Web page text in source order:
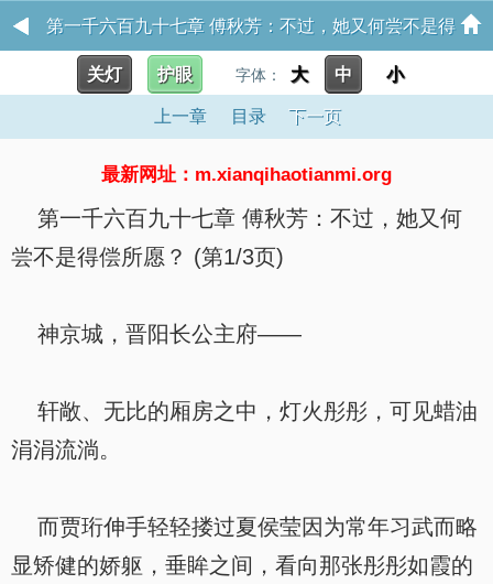
第一千六百九十七章 傅秋芳：不过，她又何尝不是得
偿所愿？ 红楼之挽天倾
关灯 护眼 字体： 大 中 小
上一章 目录 下一页
最新网址：m.xianqihaotianmi.org
第一千六百九十七章 傅秋芳：不过，她又何
尝不是得偿所愿？ (第1/3页)
神京城，晋阳长公主府——
轩敞、无比的厢房之中，灯火彤彤，可见蜡油
涓涓流淌。
而贾珩伸手轻轻搂过夏侯莹因为常年习武而略
显矫健的娇躯，垂眸之间，看向那张彤彤如霞的